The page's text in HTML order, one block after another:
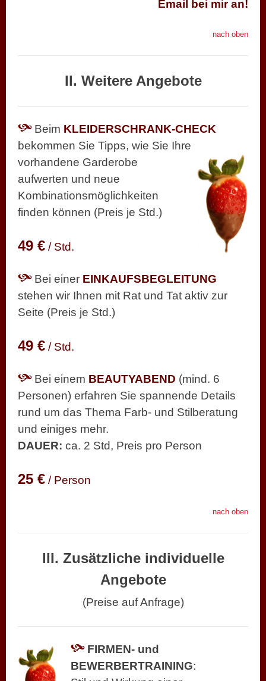
Email
bei mir an!
nach oben
II. Weitere Angebote
Beim KLEIDERSCHRANK-CHECK
bekommen Sie Tipps, wie Sie Ihre
vorhandene Garderobe
aufwerten und neue
Kombinationsmöglichkeiten
finden können (Preis je Std.)
49 € / Std.
Bei einer EINKAUFSBEGLEITUNG
stehen wir Ihnen mit Rat und Tat aktiv zur
Seite (Preis je Std.)
49 € / Std.
Bei einem BEAUTYABEND (mind. 6
Personen) erfahren Sie spannende Details
rund um das Thema Farb- und Stilberatung
und einiges mehr.
DAUER: ca. 2 Std, Preis pro Person
25 € / Person
nach oben
III. Zusätzliche individuelle
Angebote
(Preise auf Anfrage)
FIRMEN- und
BEWERBERTRAINING: